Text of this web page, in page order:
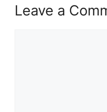
s
Leave a